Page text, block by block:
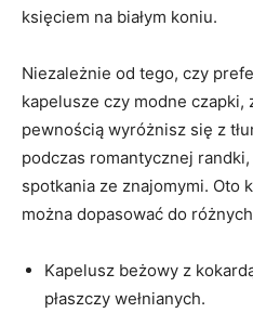
księciem na​ białym⁤ koniu.
Niezależnie⁤ od tego, czy
kapelusze czy modne czapki,
pewnością ⁣wyróżnisz się ‌z​
podczas romantycznej
‍spotkania ze⁢ znajomymi. ⁣Oto
można dopasować⁢ do
Kapelusz beżowy​ z
płaszczy wełnianych.